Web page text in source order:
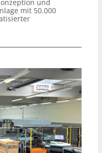
und
mit 50.000